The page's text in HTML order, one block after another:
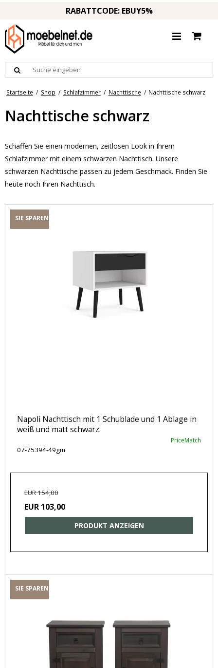
RABATTCODE: EBUY5%
Startseite / Shop / Schlafzimmer / Nachttische / Nachttische schwarz
Nachttische schwarz
Schaffen Sie einen modernen, zeitlosen Look in Ihrem
Schlafzimmer mit einem schwarzen Nachttisch. Unsere
schwarzen Nachttische passen zu jedem Geschmack. Finden Sie
heute noch Ihren Nachttisch.
SIE SPAREN
Napoli Nachttisch mit 1 Schublade und 1 Ablage in
weiß und matt schwarz.
PriceMatch
07-75394-49gm
EUR 154,00
EUR 103,00
PRODUKT ANZEIGEN
SIE SPAREN